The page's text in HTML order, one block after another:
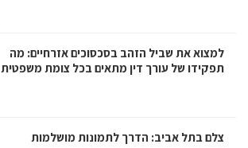
למצוא את שביל הזהב בסכסוכים אזרחיים: מה
תפקידו של עורך דין מתאים בכל צומת משפטית
צלם בתל אביב: הדרך לתמונות מושלמות